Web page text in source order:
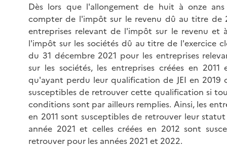
Dès lors que l'allongement de huit à onze
compter de l'impôt sur le revenu dû au titre de
entreprises relevant de l'impôt sur le revenu et
l'impôt sur les sociétés dû au titre de l'exercice
du 31 décembre 2021 pour les entreprises
sur les sociétés, les entreprises créées en 2011
qu'ayant perdu leur qualification de JEI en 2019
susceptibles de retrouver cette qualification si
conditions sont par ailleurs remplies. Ainsi, les
en 2011 sont susceptibles de retrouver leur
année 2021 et celles créées en 2012 sont
retrouver pour les années 2021 et 2022.